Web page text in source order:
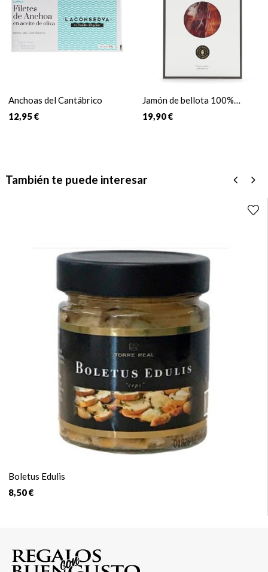
Anchoas del Cantábrico
12,95 €
Jamón de bellota 100%
Ibérico
19,90 €
También te puede interesar
Boletus Edulis
8,50 €
›